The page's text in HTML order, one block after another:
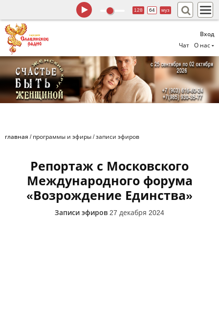
Вход
Чат
О нас
128 64 муз
главная / программы и эфиры /записи эфиров
Репортаж с Московского
Международного форума
«Возрождение Единства»
Записи эфиров 27 декабря 2024